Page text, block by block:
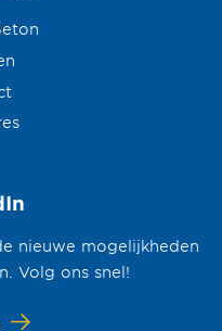
nieuwe mogelijkheden
Volg ons snel!